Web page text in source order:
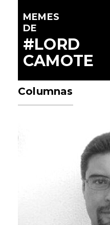
MEMES
DE
#LORD
CAMOTE
Columnas